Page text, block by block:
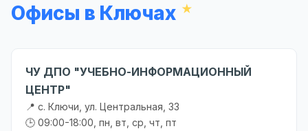
Офисы в Ключах
ЧУ ДПО "УЧЕБНО-ИНФОРМАЦИОННЫЙ
ЦЕНТР"
📍 с. Ключи, ул. Центральная, 33
🕒 09:00-18:00, пн, вт, ср, чт, пт